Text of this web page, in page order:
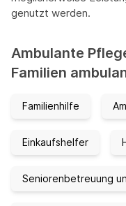
genutzt werden.
Ambulante
Familien
Familienhilfe
Einkaufshelfer
Seniorenbetreuung